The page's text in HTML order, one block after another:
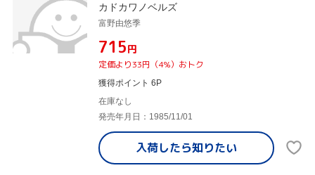
カドカワノベルズ
富野由悠季
¥715円
定価より33円（4%）おトク
獲得ポイント 6P
在庫なし
発売年月日：1985/11/01
入荷したら知りたい